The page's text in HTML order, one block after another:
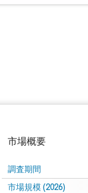
市場概要
調査期間
市場規模 (2026)